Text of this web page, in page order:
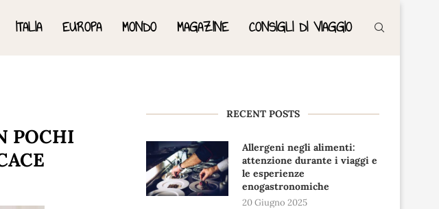
ITALIA EUROPA MONDO MAGAZINE CONSIGLI DI VIAGGIO
POCHI
RECENT POSTS
Allergeni negli alimenti:
attenzione durante i viaggi e
le esperienze
enogastronomiche
20 Giugno 2025